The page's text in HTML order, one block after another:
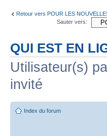
Retour vers POUR LES
Sauter vers:
QUI EST EN
Utilisateur(s)
invité
Index du forum